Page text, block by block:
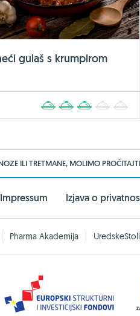
gulaš s krumpirom
2 3 4
ILI TRETMANE, MOLIMO
Impressum Izjava o
Pharma Akademija